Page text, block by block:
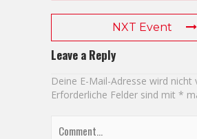
NXT Event
Leave a Reply
Deine E-Mail-Adresse wird nicht
Erforderliche Felder sind mit *